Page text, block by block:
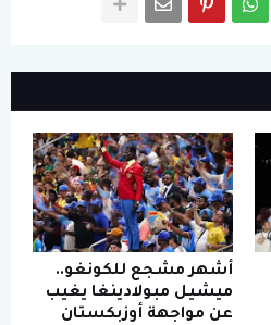
أشهر مشجع للكونغو..
ميشيل مبولادينغا يغيب
عن مواجهة أوزبكستان